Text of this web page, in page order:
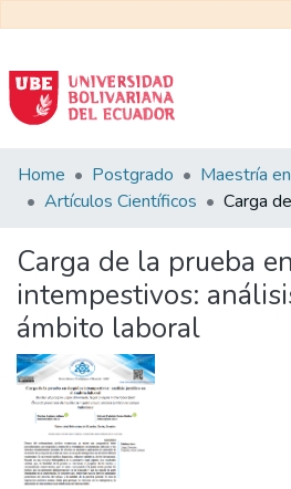
Communities
&
All of DSpace
Statistics
Home Postgrado
Artículos Científicos
Carga de la prueba
intempestivos:
ámbito laboral